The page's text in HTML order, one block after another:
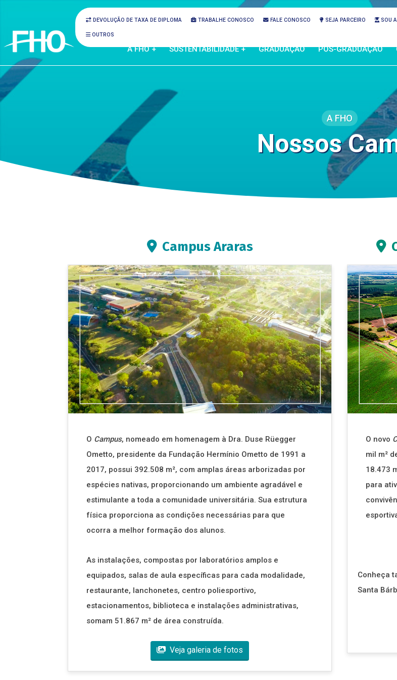
DEVOLUÇÃO DE TAXA DE DIPLOMA TRABALHE CONOSCO FALE CONOSCO SEJA PARCEIRO SOU
OUTROS
A FHO + SUSTENTABILIDADE + GRADUAÇÃO PÓS-GRADUAÇÃO
A FHO
Nossos
Campus Araras
O Campus, nomeado em homenagem à Dra. Duse Rüegger
Ometto, presidente da Fundação Hermínio Ometto de 1991 a
2017, possui 392.508 m², com amplas áreas arborizadas por
espécies nativas, proporcionando um ambiente agradável e
estimulante a toda a comunidade universitária. Sua estrutura
física proporciona as condições necessárias para que
ocorra a melhor formação dos alunos.
As instalações, compostas por laboratórios amplos e
equipados, salas de aula específicas para cada modalidade,
restaurante, lanchonetes, centro poliesportivo,
estacionamentos, biblioteca e instalações administrativas,
somam 51.867 m² de área construída.
Veja galeria de fotos
O novo
mil m²
18.473
para
Conheça
Santa